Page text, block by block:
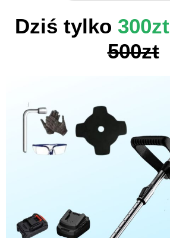
Dziś tylko 300zt
500zt